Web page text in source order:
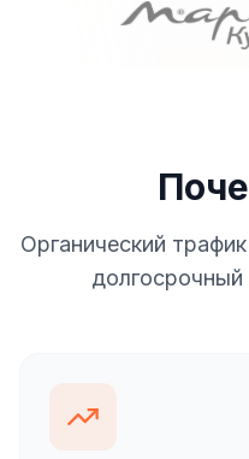
Органический
долгосрочный